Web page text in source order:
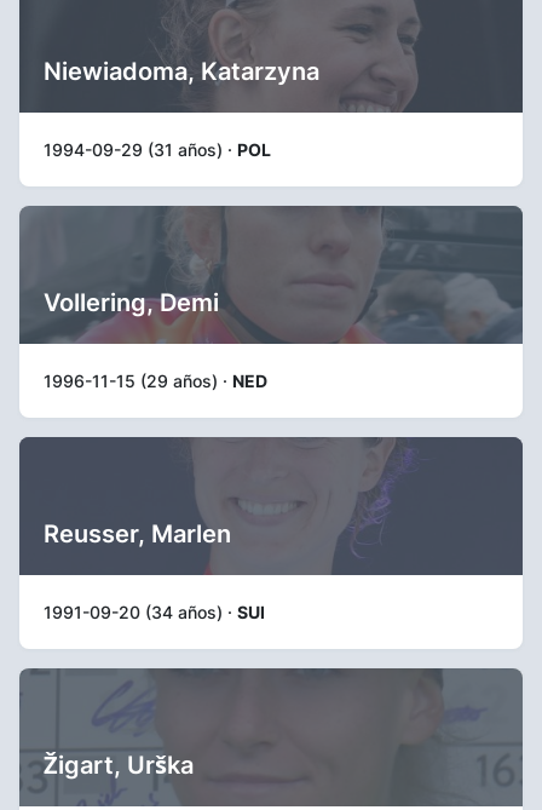
Niewiadoma, Katarzyna
1994-09-29 (31 años) · POL
Vollering, Demi
1996-11-15 (29 años) · NED
Reusser, Marlen
1991-09-20 (34 años) · SUI
Žigart, Urška